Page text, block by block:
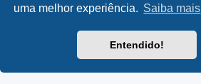
uma melhor experiência. Saiba mais
Entendido!